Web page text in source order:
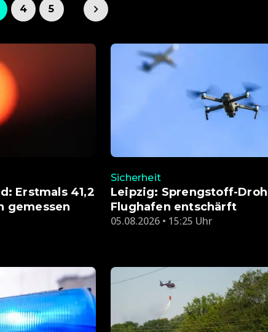
4 5
Erstmals 41,2
gemessen
Sicherheit
Leipzig: Sprengstoff-
Flughafen entschärft
05.08.2026 • 15:25 Uhr